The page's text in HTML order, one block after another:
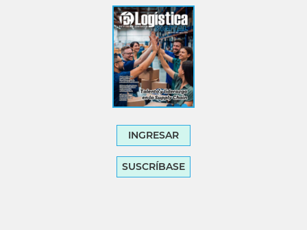
INGRESAR
SUSCRÍBASE